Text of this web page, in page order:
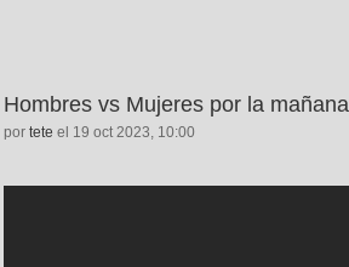
Hombres vs Mujeres por la mañana
por tete el 19 oct 2023, 10:00